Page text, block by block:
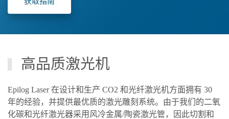
高品质激光机
Epilog Laser 在设计和生产 CO2 和光纤激光机方面拥有 30
年的经验，并提供最优质的激光雕刻系统。由于我们的二氧
化碳和光纤激光器采用风冷金属/陶瓷激光管，因此切割和